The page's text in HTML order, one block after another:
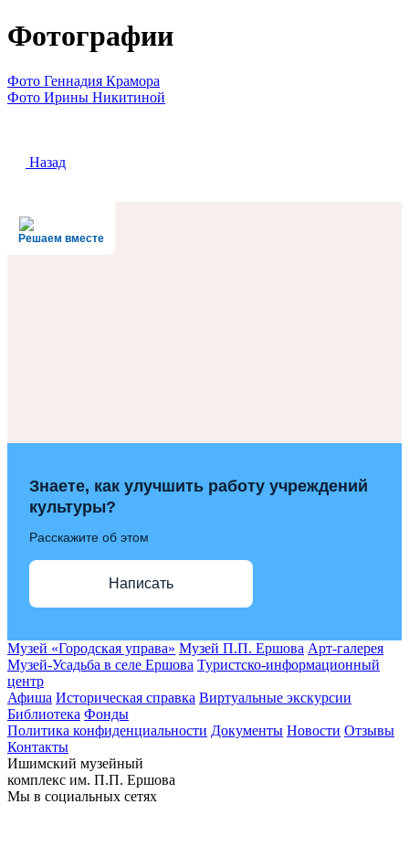
Фотографии
Фото Геннадия Крамора
Фото Ирины Никитиной
Назад
Решаем вместе
Знаете, как улучшить работу учреждений
культуры?
Расскажите об этом
Написать
Музей «Городская управа» Музей П.П. Ершова Арт-галерея
Музей-Усадьба в селе Ершова Туристско-информационный
центр
Афиша Историческая справка Виртуальные экскурсии
Библиотека Фонды
Политика конфиденциальности Документы Новости Отзывы
Контакты
Ишимский музейный
комплекс им. П.П. Ершова
Мы в социальных сетях